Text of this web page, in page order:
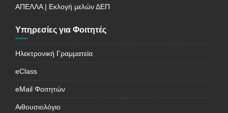
ΑΠΕΛΛΑ | Εκλογή μελών ΔΕΠ
Υπηρεσίες για Φοιτητές
Ηλεκτρονική Γραμματεία
eClass
eMail Φοιτητών
Αιθουσιολόγιο